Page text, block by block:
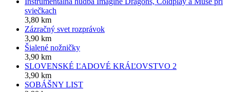
sviečkach
3,80 km
Zázračný svet rozprávok
3,90 km
Šialené nožničky
3,90 km
SLOVENSKÉ ĽADOVÉ KRÁĽOVSTVO 2
3,90 km
SOBÁŠNY LIST